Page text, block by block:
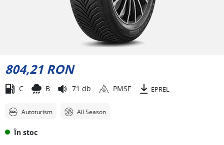
804,21 RON
C B 71 db PMSF EPREL
Autoturism All Season
În stoc